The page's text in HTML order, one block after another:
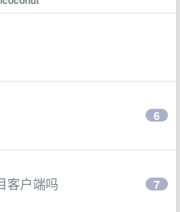
6
客户端吗 7